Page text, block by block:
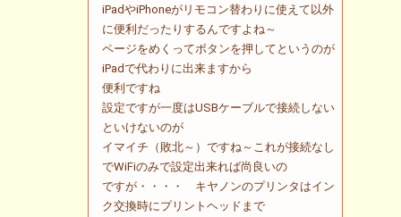
iPadやiPhoneがリモコン替わりに使えて以外
に便利だったりするんですよね～
ページをめくってボタンを押してというのが
iPadで代わりに出来ますから
便利ですね
設定ですが一度はUSBケーブルで接続しない
といけないのが
イマイチ（敗北～）ですね～これが接続なし
でWiFiのみで設定出来れば尚良いの
ですが・・・・ キヤノンのプリンタはイン
ク交換時にプリントヘッドまで